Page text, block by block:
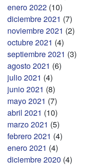
enero 2022 (10)
diciembre 2021 (7)
noviembre 2021 (2)
octubre 2021 (4)
septiembre 2021 (3)
agosto 2021 (6)
julio 2021 (4)
junio 2021 (8)
mayo 2021 (7)
abril 2021 (10)
marzo 2021 (5)
febrero 2021 (4)
enero 2021 (4)
diciembre 2020 (4)